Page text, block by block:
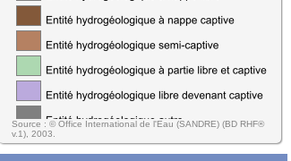
Source : © Office International de l'Eau (SANDRE) (BD RHF®
v.1), 2003.